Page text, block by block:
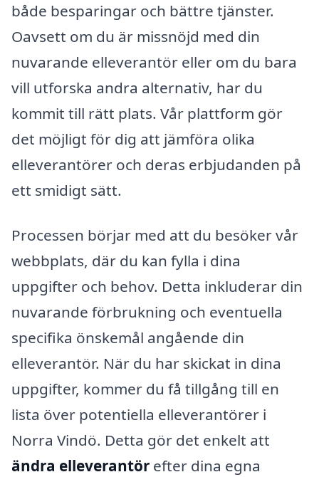
både besparingar och bättre tjänster.
Oavsett om du är missnöjd med din
nuvarande elleverantör eller om du bara
vill utforska andra alternativ, har du
kommit till rätt plats. Vår plattform gör
det möjligt för dig att jämföra olika
elleverantörer och deras erbjudanden på
ett smidigt sätt.
Processen börjar med att du besöker vår
webbplats, där du kan fylla i dina
uppgifter och behov. Detta inkluderar din
nuvarande förbrukning och eventuella
specifika önskemål angående din
elleverantör. När du har skickat in dina
uppgifter, kommer du få tillgång till en
lista över potentiella elleverantörer i
Norra Vindö. Detta gör det enkelt att
ändra elleverantör efter dina egna